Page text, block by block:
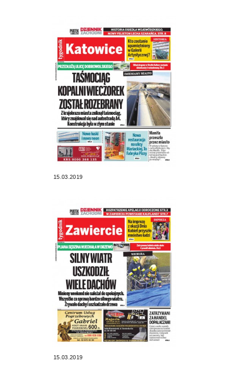
15.03.2019
15.03.2019